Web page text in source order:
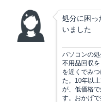
処分に困っ
いました
パソコンの処
不用品回収
を近くでみ
た。10年以
が、低価格
す。おかげ